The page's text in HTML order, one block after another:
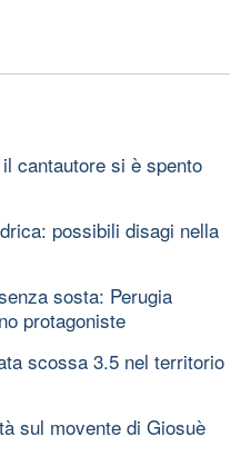
cantautore si è spento
possibili disagi nella
sosta: Perugia
protagoniste
scossa 3.5 nel territorio
sul movente di Giosuè